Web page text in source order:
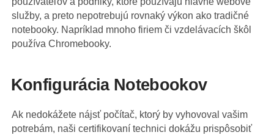
služby, a preto nepotrebujú rovnaký výkon ako tradičné
notebooky. Napríklad mnoho firiem či vzdelávacích škôl
používa Chromebooky.
Konfigurácia Notebookov
Ak nedokážete nájsť počítač, ktorý by vyhovoval vašim
potrebám, naši certifikovaní technici dokážu prispôsobiť